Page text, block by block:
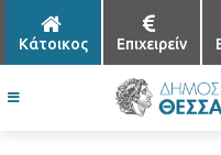
Κάτοικος Επιχειρείν